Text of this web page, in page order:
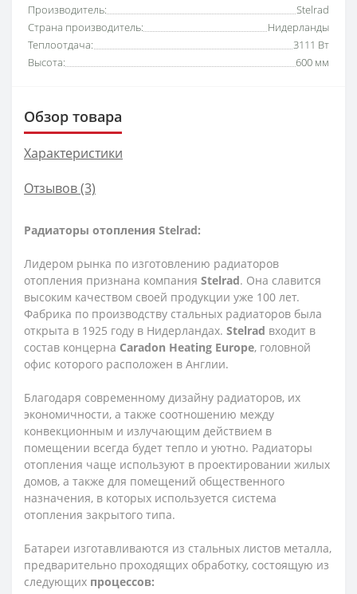
Производитель:
Stelrad
Страна производитель:
Нидерланды
Теплоотдача:
3111 Вт
Высота:
600 мм
Обзор товара
Характеристики
Отзывов (3)
Радиаторы отопления Stelrad:
Лидером рынка по изготовлению радиаторов
отопления признана компания Stelrad. Она славится
высоким качеством своей продукции уже 100 лет.
Фабрика по производству стальных радиаторов была
открыта в 1925 году в Нидерландах. Stelrad входит в
состав концерна Caradon Heating Europe, головной
офис которого расположен в Англии.
Благодаря современному дизайну радиаторов, их
экономичности, а также соотношению между
конвекционным и излучающим действием в
помещении всегда будет тепло и уютно. Радиаторы
отопления чаще используют в проектировании жилых
домов, а также для помещений общественного
назначения, в которых используется система
отопления закрытого типа.
Батареи изготавливаются из стальных листов металла,
предварительно проходящих обработку, состоящую из
следующих процессов: